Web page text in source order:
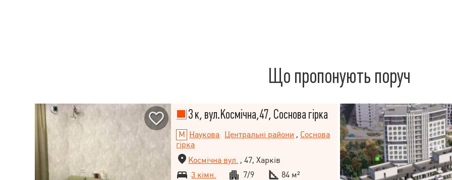
Що пропонують поруч
3 к, вул.Космічна,47, Соснова гірка
Наукова Центральні райони , Соснова
гірка
Космічна вул. , 47, Харків
3 кімн.
7/9
84 м²